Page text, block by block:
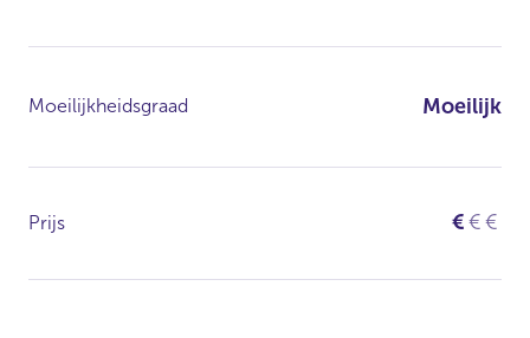
Moeilijkheidsgraad Moeilijk
Prijs €€€